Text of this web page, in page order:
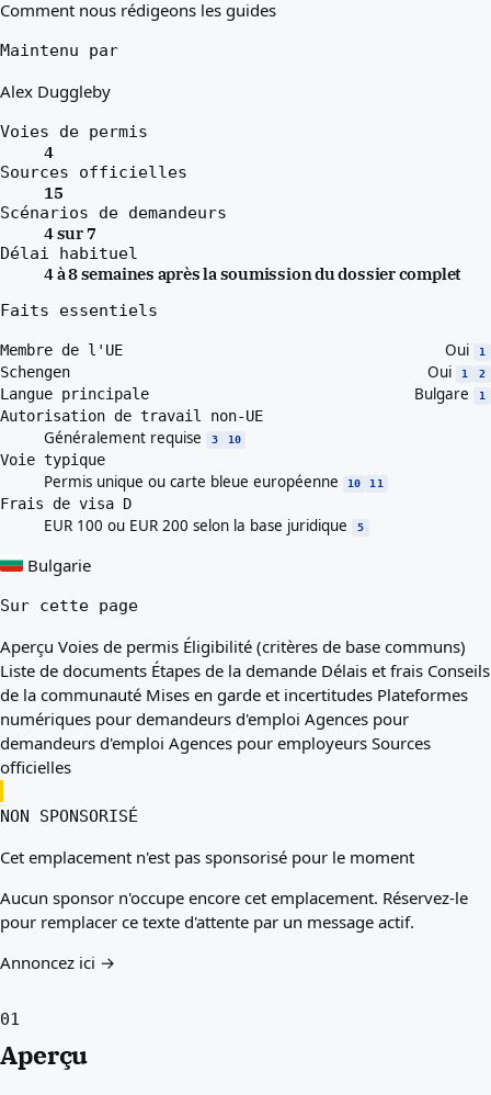
Comment nous rédigeons les guides
Maintenu par
Alex Duggleby
Voies de permis
4
Sources officielles
15
Scénarios de demandeurs
4 sur 7
Délai habituel
4 à 8 semaines après la soumission du dossier complet
Faits essentiels
Membre de l'UE Oui 1
Schengen Oui 1 2
Langue principale Bulgare 1
Autorisation de travail non-UE
Généralement requise 3 10
Voie typique
Permis unique ou carte bleue européenne 10 11
Frais de visa D
EUR 100 ou EUR 200 selon la base juridique 5
Bulgarie
Sur cette page
Aperçu Voies de permis Éligibilité (critères de base communs)
Liste de documents Étapes de la demande Délais et frais Conseils
de la communauté Mises en garde et incertitudes Plateformes
numériques pour demandeurs d'emploi Agences pour
demandeurs d'emploi Agences pour employeurs Sources
officielles
NON SPONSORISÉ
Cet emplacement n'est pas sponsorisé pour le moment
Aucun sponsor n'occupe encore cet emplacement. Réservez-le
pour remplacer ce texte d'attente par un message actif.
Annoncez ici →
01
Aperçu